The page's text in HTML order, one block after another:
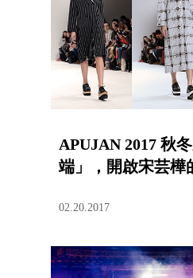
APUJAN 2017 秋
端」，開啟宋芸樺
02.20.2017